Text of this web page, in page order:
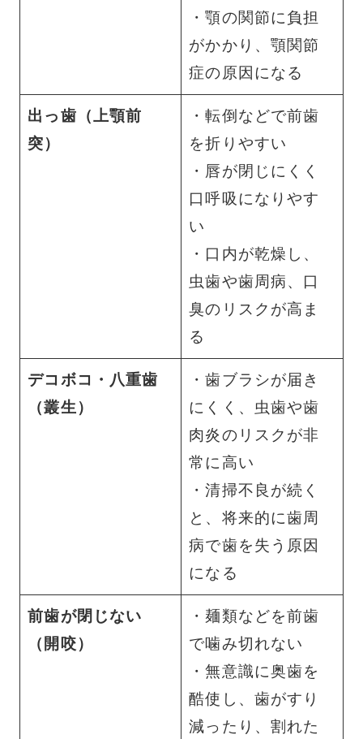
・顎の関節に負担
がかかり、顎関節
症の原因になる
出っ歯（上顎前
突）
・転倒などで前歯
を折りやすい
・唇が閉じにくく
口呼吸になりやす
い
・口内が乾燥し、
虫歯や歯周病、口
臭のリスクが高ま
る
デコボコ・八重歯
（叢生）
・歯ブラシが届き
にくく、虫歯や歯
肉炎のリスクが非
常に高い
・清掃不良が続く
と、将来的に歯周
病で歯を失う原因
になる
前歯が閉じない
（開咬）
・麺類などを前歯
で噛み切れない
・無意識に奥歯を
酷使し、歯がすり
減ったり、割れた